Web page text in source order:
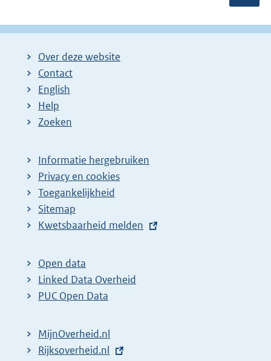
r
o
g
g
Over deze website
Contact
English
Help
Zoeken
Informatie hergebruiken
Privacy en cookies
Toegankelijkheid
Sitemap
E
t
e
r
l
i
Kwetsbaarheid melden
Open data
Linked Data Overheid
PUC Open Data
MijnOverheid.nl
E
Rijksoverheid.nl